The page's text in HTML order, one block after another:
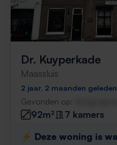
Dr. Kuyperkade
Maassluis
2 jaar, 2 maanden
Gevonden op:
92m²
7 kamers
⚡️ Deze woning is